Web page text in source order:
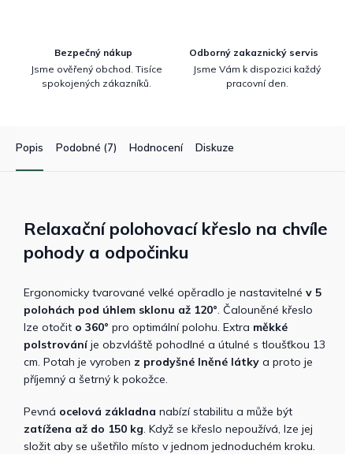
Bezpečný nákup
Jsme ověřený obchod. Tisíce
spokojených zákazníků.
Odborný zakaznický servis
Jsme Vám k dispozici každý
pracovní den.
Popis Podobné (7) Hodnocení Diskuze
Relaxační polohovací křeslo na chvíle
pohody a odpočinku
Ergonomicky tvarované velké opěradlo je nastavitelné v 5
polohách pod úhlem sklonu až 120°. Čalouněné křeslo
lze otočit o 360° pro optimální polohu. Extra měkké
polstrováníje obzvláště pohodlné a útulné s tloušťkou 13
cm. Potah je vyroben z prodyšné lněné látky a proto je
příjemný a šetrný k pokožce.
Pevná ocelová základna nabízí stabilitu a může být
zatížena až do 150 kg. Když se křeslo nepoužívá, lze jej
složit aby se ušetřilo místo v jednom jednoduchém kroku.